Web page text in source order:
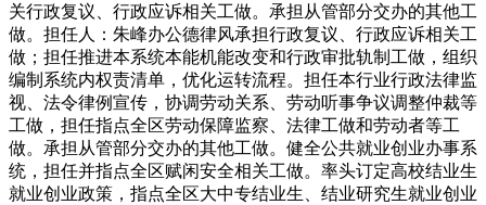
关行政复议、行政应诉相关工做。承担从管部分交办的其他工
做。担任人：朱峰办公德律风承担行政复议、行政应诉相关工
做；担任推进本系统本能机能改变和行政审批轨制工做，组织
编制系统内权责清单，优化运转流程。担任本行业行政法律监
视、法令律例宣传，协调劳动关系、劳动听事争议调整仲裁等
工做，担任指点全区劳动保障监察、法律工做和劳动者等工
做。承担从管部分交办的其他工做。健全公共就业创业办事系
统，担任并指点全区赋闲安全相关工做。率头订定高校结业生
就业创业政策，指点全区大中专结业生、结业研究生就业创业